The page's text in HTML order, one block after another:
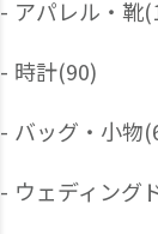
- アパレル・靴
- 時計(90)
- バッグ・小物
- ウェディング